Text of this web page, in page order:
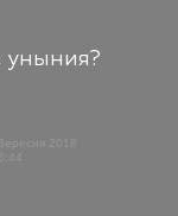
уныния?
2018